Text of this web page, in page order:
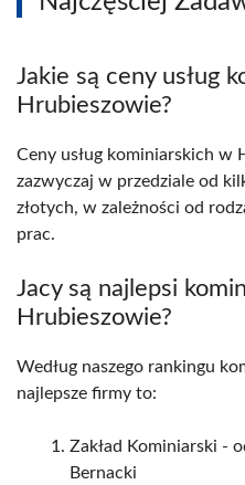
Jakie są ceny usług
Hrubieszowie?
Ceny usług kominiarskich w
zazwyczaj w przedziale od
złotych, w zależności od
prac.
Jacy są najlepsi
Hrubieszowie?
Według naszego rankingu
najlepsze firmy to:
Zakład Kominiarski -
Bernacki